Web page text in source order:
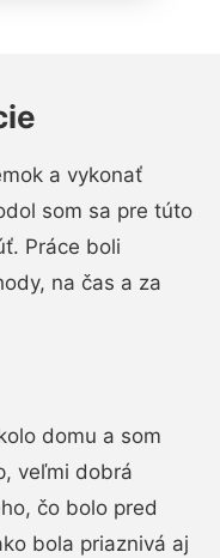
a vykonať
som sa pre túto
Práce boli
na čas a za
domu a som
veľmi dobrá
čo bolo pred
bola priaznivá aj